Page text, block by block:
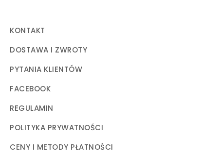
KONTAKT
DOSTAWA I ZWROTY
PYTANIA KLIENTÓW
FACEBOOK
REGULAMIN
POLITYKA PRYWATNOŚCI
CENY I METODY PŁATNOŚCI